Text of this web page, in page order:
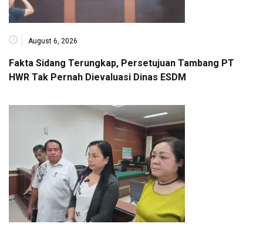
August 6, 2026
Fakta Sidang Terungkap, Persetujuan Tambang PT
HWR Tak Pernah Dievaluasi Dinas ESDM